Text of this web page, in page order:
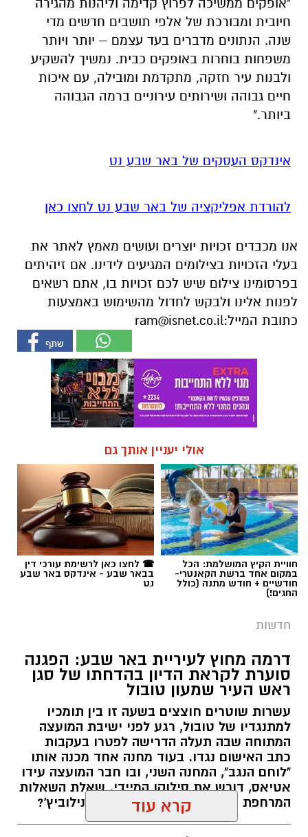
ולבנות עיר חזקה, מתקדמת ומובילה, עם איכות
חיים גבוהה ושירותים עירוניים ברמה הגבוהה
ביותר."
אינדקס העסקים של באר שבע נט
בפרסומינו צילום שיש לכם זכויות בו, אתם רשאים
כתובת המייל:ram@isnet.co.il
אולי יעניין אותך גם
חוויית הקיץ המושלמת: הכל
במקום אחד ברשת הקאנטרי-
חודשיים + חודש מתנה (כולל
החגים!)
☎ לחצו כאן לרשימת עורכי דין
בבאר שבע - אינדקס באר שבע
נט
חדשות
דרמה מחוץ לעיריית באר שבע: הפגנה
ראש העיר שמעון טובול
למתנגדיו של טובול, רגע לפני ישיבת המועצה
המתוחה שבה תעלה הדרישה לפטרו בעקבות
כתב האישום נגדו. בעוד מחנה אחד מכנה אותו
אטיאס, דורש את סילוקו המיידי. שאלת השאלות
המרחפת באוויר: כיצד יכריע רוביק דנילוביץ'?
רותם שרון / 18:10 05.08.26
קרא עוד
אולי יעניין אותך גם